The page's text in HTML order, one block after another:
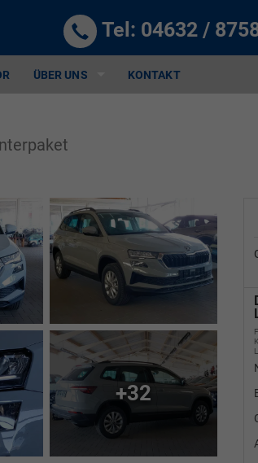
Tel: 04632 /
ÜBER UNS KONTAKT
+32